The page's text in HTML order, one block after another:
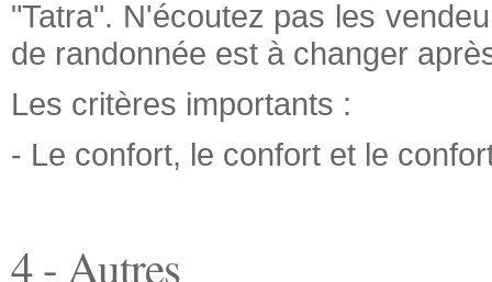
"Tatra". N'écoutez pas les
de randonnée est à changer
Les critères importants :
- Le confort, le confort et le
4 - Autres